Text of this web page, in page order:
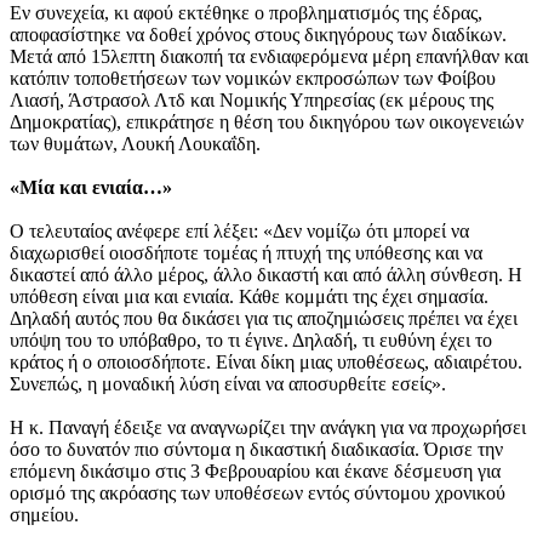
Εν συνεχεία, κι αφού εκτέθηκε ο προβληματισμός της έδρας,
αποφασίστηκε να δοθεί χρόνος στους δικηγόρους των διαδίκων.
Μετά από 15λεπτη διακοπή τα ενδιαφερόμενα μέρη επανήλθαν και
κατόπιν τοποθετήσεων των νομικών εκπροσώπων των Φοίβου
Λιασή, Άστρασολ Λτδ και Νομικής Υπηρεσίας (εκ μέρους της
Δημοκρατίας), επικράτησε η θέση του δικηγόρου των οικογενειών
των θυμάτων, Λουκή Λουκαΐδη.
«Μία και ενιαία…»
Ο τελευταίος ανέφερε επί λέξει: «Δεν νομίζω ότι μπορεί να
διαχωρισθεί οιοσδήποτε τομέας ή πτυχή της υπόθεσης και να
δικαστεί από άλλο μέρος, άλλο δικαστή και από άλλη σύνθεση. Η
υπόθεση είναι μια και ενιαία. Κάθε κομμάτι της έχει σημασία.
Δηλαδή αυτός που θα δικάσει για τις αποζημιώσεις πρέπει να έχει
υπόψη του το υπόβαθρο, το τι έγινε. Δηλαδή, τι ευθύνη έχει το
κράτος ή ο οποιοσδήποτε. Είναι δίκη μιας υποθέσεως, αδιαιρέτου.
Συνεπώς, η μοναδική λύση είναι να αποσυρθείτε εσείς».
Η κ. Παναγή έδειξε να αναγνωρίζει την ανάγκη για να προχωρήσει
όσο το δυνατόν πιο σύντομα η δικαστική διαδικασία. Όρισε την
επόμενη δικάσιμο στις 3 Φεβρουαρίου και έκανε δέσμευση για
ορισμό της ακρόασης των υποθέσεων εντός σύντομου χρονικού
σημείου.